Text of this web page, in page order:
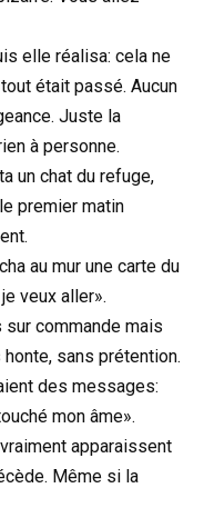
elle réalisa: cela ne
était passé. Aucun
Juste la
à personne.
un chat du refuge,
premier matin
au mur une carte du
veux aller».
sur commande mais
sans prétention.
des messages:
mon âme».
apparaissent
Même si la